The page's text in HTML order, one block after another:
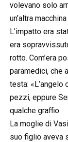
volevano solo
un’altra
L’impatto era
era
rotto. Com’era
paramedici, che
testa: «L’angelo
pezzi, eppure
qualche graffio.
La moglie di
suo figlio aveva